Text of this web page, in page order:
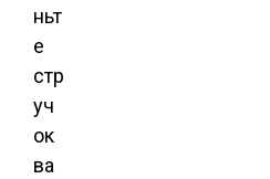
ньт
е
стр
уч
ок
ва